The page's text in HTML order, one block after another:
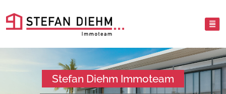
Stefan Diehm Immoteam